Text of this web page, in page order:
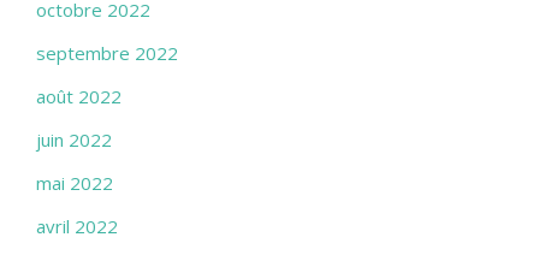
octobre 2022
septembre 2022
août 2022
juin 2022
mai 2022
avril 2022